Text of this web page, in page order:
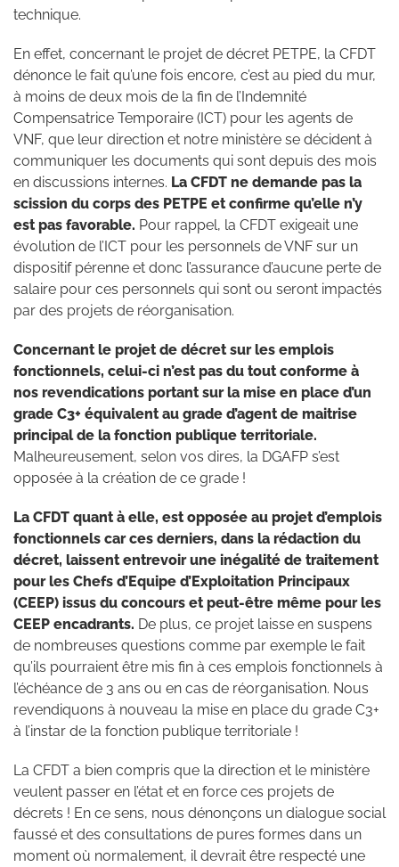
technique.
En effet, concernant le projet de décret PETPE, la CFDT
dénonce le fait qu’une fois encore, c’est au pied du mur,
à moins de deux mois de la fin de l’Indemnité
Compensatrice Temporaire (ICT) pour les agents de
VNF, que leur direction et notre ministère se décident à
communiquer les documents qui sont depuis des mois
en discussions internes. La CFDT ne demande pas la
scission du corps des PETPE et confirme qu’elle n’y
est pas favorable. Pour rappel, la CFDT exigeait une
évolution de l’ICT pour les personnels de VNF sur un
dispositif pérenne et donc l’assurance d’aucune perte de
salaire pour ces personnels qui sont ou seront impactés
par des projets de réorganisation.
Concernant le projet de décret sur les emplois
fonctionnels, celui-ci n’est pas du tout conforme à
nos revendications portant sur la mise en place d’un
grade C3+ équivalent au grade d’agent de maitrise
principal de la fonction publique territoriale.
Malheureusement, selon vos dires, la DGAFP s’est
opposée à la création de ce grade !
La CFDT quant à elle, est opposée au projet d’emplois
fonctionnels car ces derniers, dans la rédaction du
décret, laissent entrevoir une inégalité de traitement
pour les Chefs d’Equipe d’Exploitation Principaux
(CEEP) issus du concours et peut-être même pour les
CEEP encadrants. De plus, ce projet laisse en suspens
de nombreuses questions comme par exemple le fait
qu’ils pourraient être mis fin à ces emplois fonctionnels à
l’échéance de 3 ans ou en cas de réorganisation. Nous
revendiquons à nouveau la mise en place du grade C3+
à l’instar de la fonction publique territoriale !
La CFDT a bien compris que la direction et le ministère
veulent passer en l’état et en force ces projets de
décrets ! En ce sens, nous dénonçons un dialogue social
faussé et des consultations de pures formes dans un
moment où normalement, il devrait être respecté une